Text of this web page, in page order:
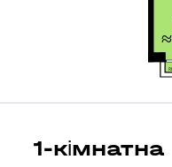
1-кімнатна